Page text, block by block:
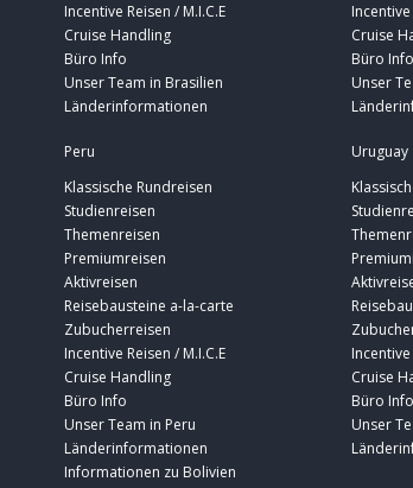
Incentive Reisen / M.I.C.E
Cruise Handling
Büro Info
Unser Team in Brasilien
Länderinformationen
Incentive
Cruise
Büro Info
Unser
Peru
Klassische Rundreisen
Studienreisen
Themenreisen
Premiumreisen
Aktivreisen
Reisebausteine a-la-carte
Zubucherreisen
Incentive Reisen / M.I.C.E
Cruise Handling
Büro Info
Unser Team in Peru
Länderinformationen
Informationen zu Bolivien
Uruguay
Incentive
Cruise
Büro Info
Unser